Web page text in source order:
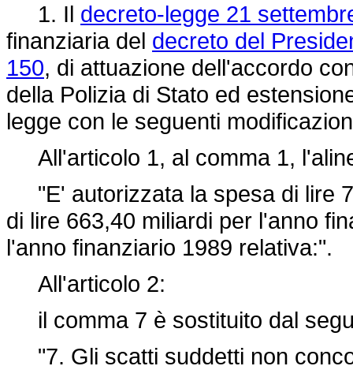
1. Il decreto-legge 21
finanziaria del decreto del
150, di attuazione dell'accordo
della Polizia di Stato ed
legge con le seguenti
All'articolo 1, al comma 1,
"E' autorizzata la spesa di lire
di lire 663,40 miliardi per l'anno
l'anno finanziario 1989 relativa:".
All'articolo 2:
il comma 7 è sostituito dal
"7. Gli scatti suddetti non